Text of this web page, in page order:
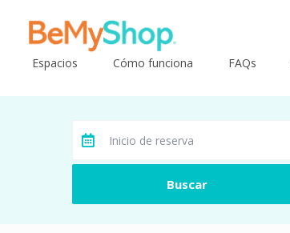
Espacios Cómo funciona FAQs